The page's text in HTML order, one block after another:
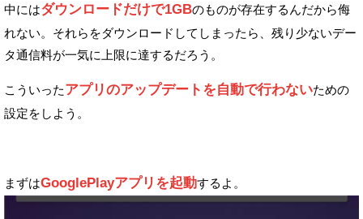
中にはダウンロードだけで1GBのものが存在するんだから侮
れない。 それらをダウンロードしてしまったら、 残り少ないデー
タ通信料が一気に上限に達するだろう。
こういったアプリのアップデートを自動で行わないための
設定をしよう。
まずはGooglePlayアプリを起動するよ。